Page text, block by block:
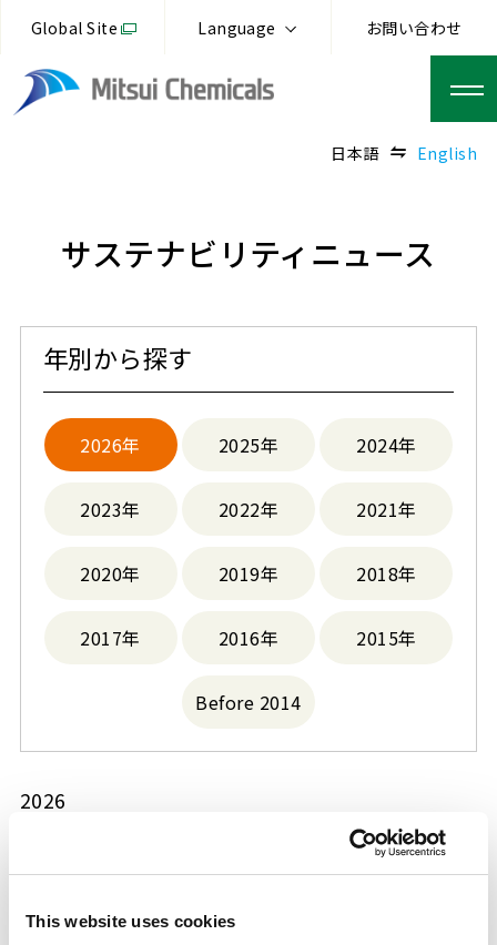
This website uses cookies
Global Site Language お問い合わせ
日本語 English
サステナビリティニュース
年別から探す
2026年 2025年 2024年
2023年 2022年 2021年
2020年 2019年 2018年
2017年 2016年 2015年
Before 2014
2026
方々への支援について